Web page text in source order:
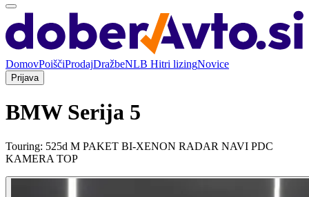
DomovPoiščiProdajDražbeNLB Hitri lizingNovice
Prijava
BMW Serija 5
Touring: 525d M PAKET BI-XENON RADAR NAVI PDC
KAMERA TOP